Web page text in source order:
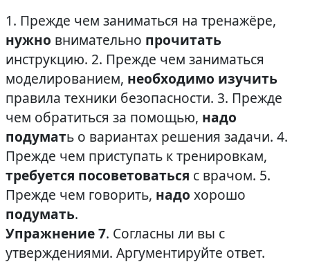
1. Прежде чем заниматься на тренажёре,
нужно внимательно прочитать
инструкцию. 2. Прежде чем заниматься
моделированием, необходимо изучить
правила техники безопасности. 3. Прежде
чем обратиться за помощью, надо
подумать о вариантах решения задачи. 4.
Прежде чем приступать к тренировкам,
требуется посоветоваться с врачом. 5.
Прежде чем говорить, надо хорошо
подумать.
Упражнение 7. Согласны ли вы с
утверждениями. Аргументируйте ответ.